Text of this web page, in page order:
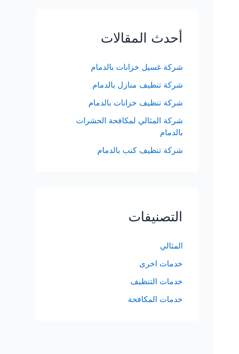
أحدث المقالات
شركة غسيل خزانات بالدمام
شركة تنظيف منازل بالدمام
شركة تنظيف خزانات بالدمام
شركة المثالي لمكافحة الحشرات
بالدمام
شركة تنظيف كنب بالدمام
التصنيفات
المثالي
خدمات اخرى
خدمات التنظيف
خدمات المكافحة